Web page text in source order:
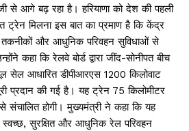
से आगे बढ़ रहा है। हरियाणा को देश की पहली
ट्रेन मिलना इस बात का प्रमाण है कि केंद्र
तकनीकों और आधुनिक परिवहन सुविधाओं से
कहा कि रेलवे बोर्ड द्वारा जींद-सोनीपत बीच
सेल आधारित डीपीआरएस 1200 किलोवाट
प्रदान की गई है। यह ट्रेन 75 किलोमीटर
संचालित होगी। मुख्यमंत्री ने कहा कि यह
स्वच्छ, सुरक्षित और आधुनिक रेल परिवहन